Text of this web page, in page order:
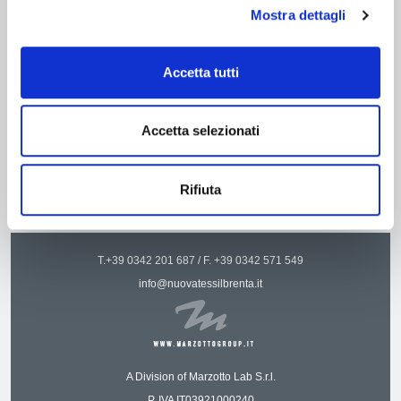
Mostra dettagli
Accetta tutti
Accetta selezionati
Rifiuta
T.+39 0342 201 687 / F. +39 0342 571 549
info@nuovatessilbrenta.it
A Division of Marzotto Lab S.r.l.